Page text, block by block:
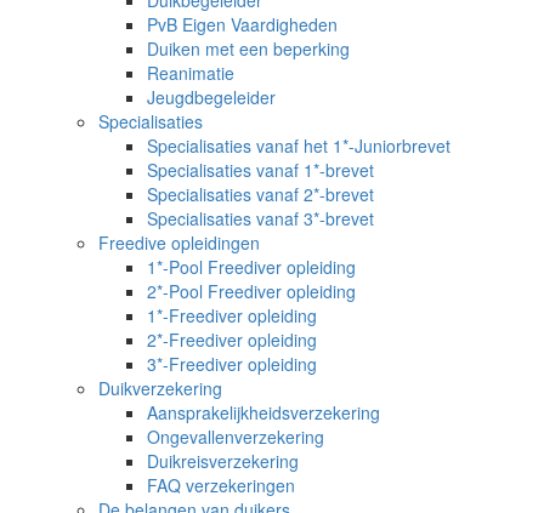
PvB Eigen Vaardigheden
Duiken met een beperking
Reanimatie
Jeugdbegeleider
Specialisaties
Specialisaties vanaf het 1*-Juniorbrevet
Specialisaties vanaf 1*-brevet
Specialisaties vanaf 2*-brevet
Specialisaties vanaf 3*-brevet
Freedive opleidingen
1*-Pool Freediver opleiding
2*-Pool Freediver opleiding
1*-Freediver opleiding
2*-Freediver opleiding
3*-Freediver opleiding
Duikverzekering
Aansprakelijkheidsverzekering
Ongevallenverzekering
Duikreisverzekering
FAQ verzekeringen